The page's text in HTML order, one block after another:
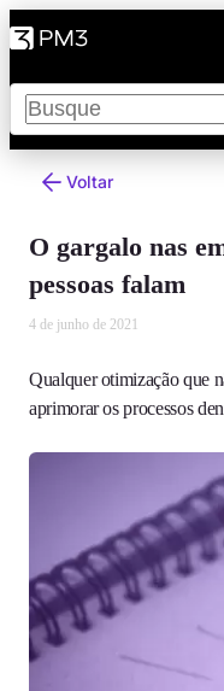
Pesquisar
Voltar
O gargalo nas
pessoas falam
4 de junho de 2021
Qualquer otimização que
aprimorar os processos